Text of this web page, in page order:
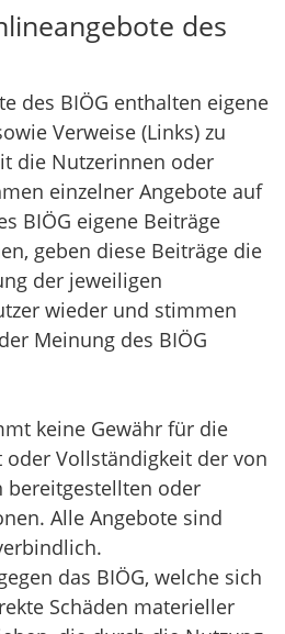
des
des BIÖG enthalten eigene
Verweise (Links) zu
die Nutzerinnen oder
einzelner Angebote auf
BIÖG eigene Beiträge
geben diese Beiträge die
der jeweiligen
wieder und stimmen
Meinung des BIÖG
keine Gewähr für die
oder Vollständigkeit der von
oder
Alle Angebote sind
das BIÖG, welche sich
Schäden materieller